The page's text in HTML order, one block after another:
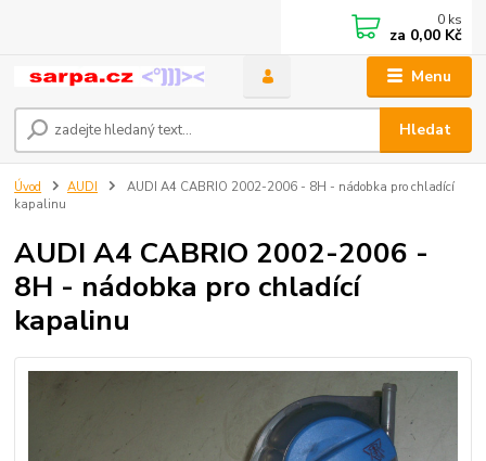
Menu
Hledat
0 ks
za 0,00 Kč
Úvod AUDI
AUDI A4 CABRIO 2002-2006 - 8H - nádobka pro chladící
kapalinu
AUDI A4 CABRIO 2002-2006 -
8H - nádobka pro chladící
kapalinu